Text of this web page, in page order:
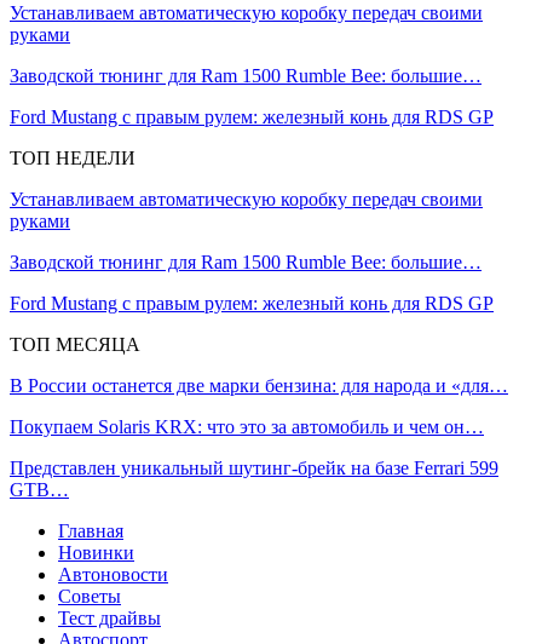
Устанавливаем автоматическую коробку передач своими
руками
Заводской тюнинг для Ram 1500 Rumble Bee: большие…
Ford Mustang с правым рулем: железный конь для RDS GP
ТОП НЕДЕЛИ
Устанавливаем автоматическую коробку передач своими
руками
Заводской тюнинг для Ram 1500 Rumble Bee: большие…
Ford Mustang с правым рулем: железный конь для RDS GP
ТОП МЕСЯЦА
В России останется две марки бензина: для народа и «для…
Покупаем Solaris KRX: что это за автомобиль и чем он…
Представлен уникальный шутинг-брейк на базе Ferrari 599
GTB…
Главная
Новинки
Автоновости
Советы
Тест драйвы
Автоспорт